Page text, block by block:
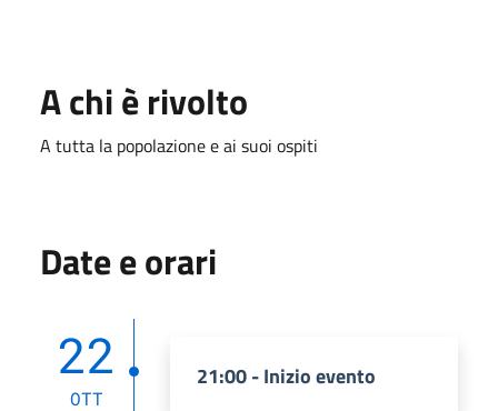
A chi è rivolto
A tutta la popolazione e ai suoi ospiti
Date e orari
22
OTT
21:00 - Inizio evento